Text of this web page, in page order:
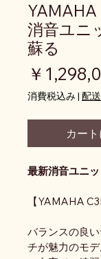
YAMAHA
消音ユニ
蘇る
￥
消費税込み| 配
カー
最新消音ユニ
【YAMAHA
バランスの良
チが魅力のモデ